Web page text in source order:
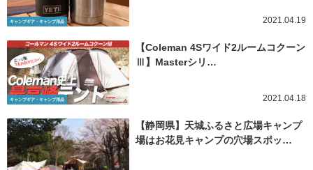
キャンプギア・キャンプ用品 2021.04.19
キャンプギア・キャンプ用品
【Coleman 4Sワイド2ルームコクーン
Ⅲ】Masterシリ…
2021.04.18
【静岡県】天城ふるさと広場キャンプ
場はお花見キャンプの穴場スポッ…